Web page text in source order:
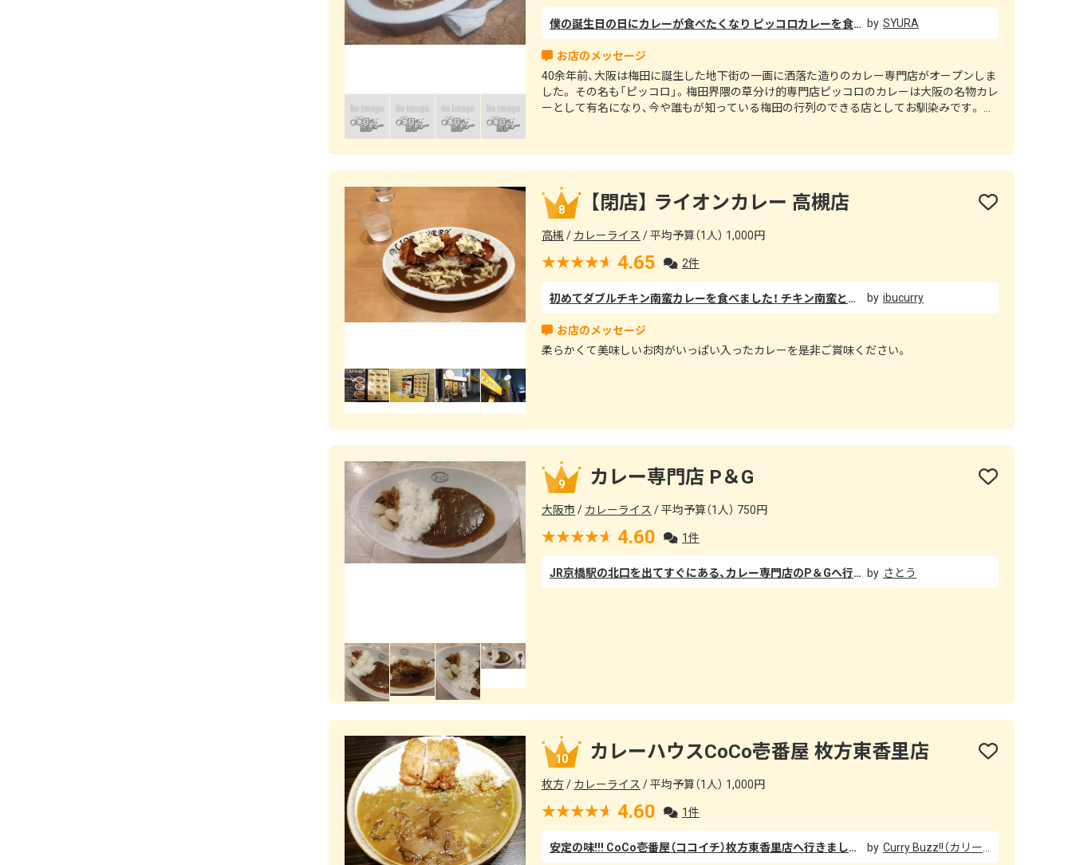
僕の誕生日の日にカレーが食べたくなり ピッコロカレーを食べに行きました。 カツの衣はサクサクでルーは少し辛く、とても美味しかったです。 そしてルーの種類ではドロドロとサラサラがあり お肉も入っていて、とても美味しかったです！ SYURA
40余年前、大阪は梅田に誕生した地下街の一画に洒落た造りのカレー専門店がオープンしま
した。 その名も「ピッコロ」。梅田界隈の草分け的専門店ピッコロのカレーは大阪の名物カレ
ーとして有名になり、今や誰もが知っている梅田の行列のできる店としてお馴染みです。 Ｌ
8 【閉店】 ライオンカレー 高槻店
高槻 カレーライス 平均予算（1人） 1,000円
4.65 2件
初めてダブルチキン南蛮カレーを食べました！ チキン南蛮とカレーは合わないと思っていたけどライオンカレーさんのカレーとの相性はバッチリで凄く美味しかったです！ カレーの方はピリ辛でそれもまたやみつきになる美味しさでした！ また行きたいと思える店でした！ ibucurry
柔らかくて美味しいお肉がいっぱい入ったカレーを是非ご賞味ください。
9 カレー専門店 P＆G
大阪市 カレーライス 平均予算（1人） 750円
4.60 1件
JR京橋駅の北口を出てすぐにある、カレー専門店のP＆Gへ行きました。 店内の通路は少し狭く、落ち着いた雰囲気の店内。 物静かな店主と、僕と、他に1名だけお客様がおられました。 お腹ペコペコではなかったので、通常のビーフカレーを注文しました。 約1,2分ほどでビーフカレーが出てきました!! 提供スピードが速くて驚きました!! 粉っぽさは感じますが、欧風カレー好きには堪らない味わい。 そして、2口目から突然やってくる辛さが癖になりました。 癖になる辛さで僕はリピート確実です◎ さとう
10 カレーハウスCoCo壱番屋 枚方東香里店
枚方 カレーライス 平均予算（1人） 1,000円
4.60 1件
安定の味!!! CoCo壱番屋（ココイチ）枚方東香里店へ行きました♪ 店内は、清潔感もあり、店員さんの対応も元気で良く、居心地の良さGoodでした!!! 私は関西地域限定の「牛筋煮込みカレー」（辛さ普通・ごはん400g）に、「パリパリチキン」「チーズ」のトッピングを注文!!! ソース・量・辛さ・甘さ・トッピングは自由に選べました。 ちなみに、CoCo壱番屋（ココイチ）の「辛さ普通」は少し辛めなので、初めての方は「1甘」などにするのがベストかと思います。 標準の300gのごはんの量を200gにすると約50円引き!!! ごはん400gを注文した私が言うのもあれですが…(笑)、 ごはんの量は「普通」が300gで、200gに減量すると約50円引きになるので、あまりたくさん食べれないという方は200gに減量することをおすすめします。 注文から待つこと約5分ほどで、頼んだカレーが、いよいよ席まで運ばれてきました。 「牛筋煮込みカレー」辛さ普通・ごはん400g＋トッピング「パリパリチキン」「チーズ」。 口の中で溶けるくらい柔らかい牛すじ!!! そしてテーブルの上には、福神漬け・ソースなども充実。 「牛筋煮込みカレー」辛さ普通・ごはん400g＋トッピング「パリパリチキン」「チーズ」は少し辛みがありますが溶けたチーズが辛さを和らげていて、なんとも言えない癖になる美味しさでした!!! やっぱココイチは、安定の味でした。 さらによく見てみると、お子様メニューやサイドメニューも超充実してるようです。 ココイチって、辛いカレーしかないのでは？と思ってらっしゃる方も多いかもしれませんが、辛い物が苦手な女性はもちろん、お子様も食べれるお子様メニューも充実している上、サイドメニューなどもかなり充実しているので雰囲気や居心地もGoodで、家族での来店にもオススメ!!! あと「牛筋煮込みカレー」は関西限定なので、遠方の方は関西へ出張など来られた際、ぜひ「牛筋煮込みカレー」を!!! カウンター席には自由に使える充電用コンセントあり◎ そして、帰り際に気づいてしまったのですが…(汗)、 カウンター席の壁には等間隔に充電用コンセントも設置されており、お客さんへの配慮も最高のお店だと感じました。 Curry Buzz!!（カリーバズ）